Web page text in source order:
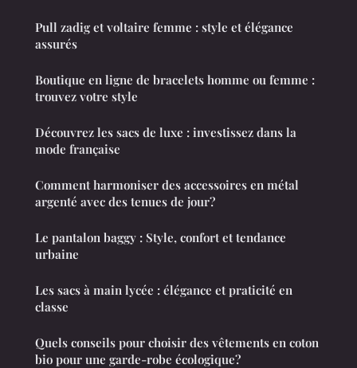
Pull zadig et voltaire femme : style et élégance
assurés
Boutique en ligne de bracelets homme ou femme :
trouvez votre style
Découvrez les sacs de luxe : investissez dans la
mode française
Comment harmoniser des accessoires en métal
argenté avec des tenues de jour?
Le pantalon baggy : Style, confort et tendance
urbaine
Les sacs à main lycée : élégance et praticité en
classe
Quels conseils pour choisir des vêtements en coton
bio pour une garde-robe écologique?